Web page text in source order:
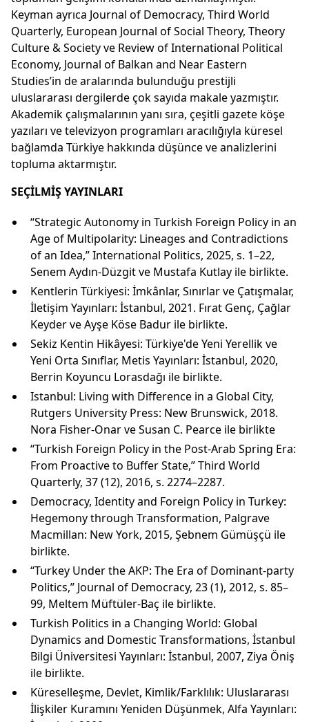
Keyman ayrıca Journal of Democracy, Third World
Quarterly, European Journal of Social Theory, Theory
Culture & Society ve Review of International Political
Economy, Journal of Balkan and Near Eastern
Studies’in de aralarında bulunduğu prestijli
uluslararası dergilerde çok sayıda makale yazmıştır.
Akademik çalışmalarının yanı sıra, çeşitli gazete köşe
yazıları ve televizyon programları aracılığıyla küresel
bağlamda Türkiye hakkında düşünce ve analizlerini
topluma aktarmıştır.
SEÇİLMİŞ YAYINLARI
“Strategic Autonomy in Turkish Foreign Policy in an
Age of Multipolarity: Lineages and Contradictions
of an Idea,” International Politics, 2025, s. 1–22,
Senem Aydın-Düzgit ve Mustafa Kutlay ile birlikte.
Kentlerin Türkiyesi: İmkânlar, Sınırlar ve Çatışmalar,
İletişim Yayınları: İstanbul, 2021. Fırat Genç, Çağlar
Keyder ve Ayşe Köse Badur ile birlikte.
Sekiz Kentin Hikâyesi: Türkiye'de Yeni Yerellik ve
Yeni Orta Sınıflar, Metis Yayınları: İstanbul, 2020,
Berrin Koyuncu Lorasdağı ile birlikte.
Istanbul: Living with Difference in a Global City,
Rutgers University Press: New Brunswick, 2018.
Nora Fisher-Onar ve Susan C. Pearce ile birlikte
“Turkish Foreign Policy in the Post-Arab Spring Era:
From Proactive to Buffer State,” Third World
Quarterly, 37 (12), 2016, s. 2274–2287.
Democracy, Identity and Foreign Policy in Turkey:
Hegemony through Transformation, Palgrave
Macmillan: New York, 2015, Şebnem Gümüşçü ile
birlikte.
“Turkey Under the AKP: The Era of Dominant-party
Politics,” Journal of Democracy, 23 (1), 2012, s. 85–
99, Meltem Müftüler-Baç ile birlikte.
Turkish Politics in a Changing World: Global
Dynamics and Domestic Transformations, İstanbul
Bilgi Üniversitesi Yayınları: İstanbul, 2007, Ziya Öniş
ile birlikte.
Küreselleşme, Devlet, Kimlik/Farklılık: Uluslararası
İlişkiler Kuramını Yeniden Düşünmek, Alfa Yayınları: